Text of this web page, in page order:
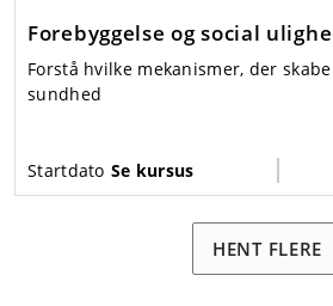
Forebyggelse og social
Forstå hvilke mekanismer, der
sundhed
Startdato Se kursus
HENT FLERE